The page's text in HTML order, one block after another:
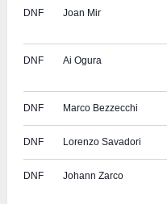
DNF Joan Mir
DNF Ai Ogura
DNF Marco Bezzecchi
DNF Lorenzo Savadori
DNF Johann Zarco